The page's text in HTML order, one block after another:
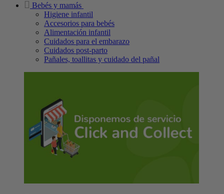
Bebés y mamás
Higiene infantil
Accesorios para bebés
Alimentación infantil
Cuidados para el embarazo
Cuidados post-parto
Pañales, toallitas y cuidado del pañal